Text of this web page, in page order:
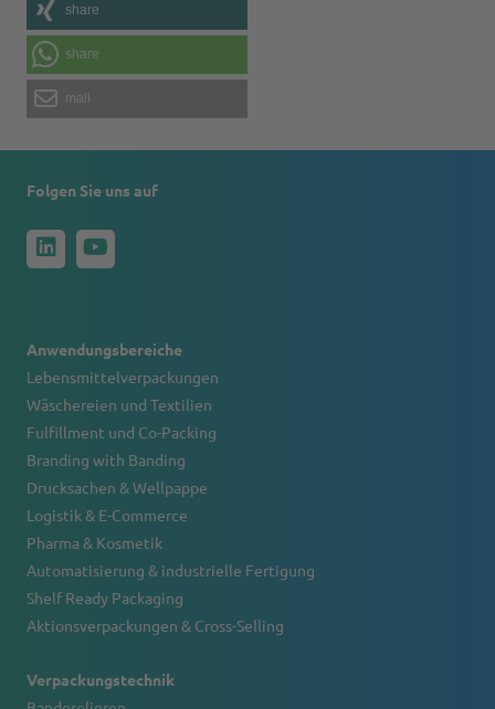
share
share
mail
Folgen Sie uns auf
Anwendungsbereiche
Lebensmittelverpackungen
Wäschereien und Textilien
Fulfillment und Co-Packing
Branding with Banding
Drucksachen & Wellpappe
Logistik & E-Commerce
Pharma & Kosmetik
Automatisierung & industrielle Fertigung
Shelf Ready Packaging
Aktionsverpackungen & Cross-Selling
Verpackungstechnik